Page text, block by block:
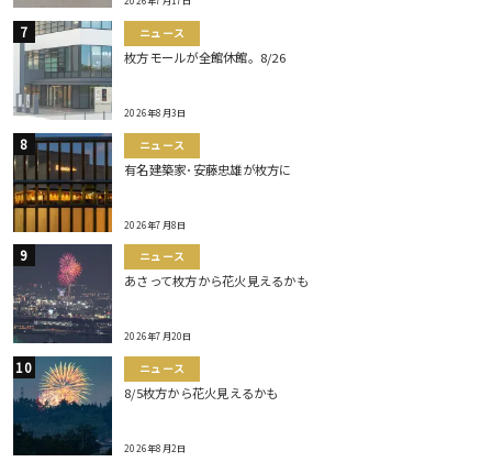
ニュース
枚方モールが全館休館。8/26
2026年8月3日
ニュース
有名建築家･安藤忠雄が枚方に
2026年7月8日
ニュース
あさって枚方から花火見えるかも
2026年7月20日
ニュース
8/5枚方から花火見えるかも
2026年8月2日